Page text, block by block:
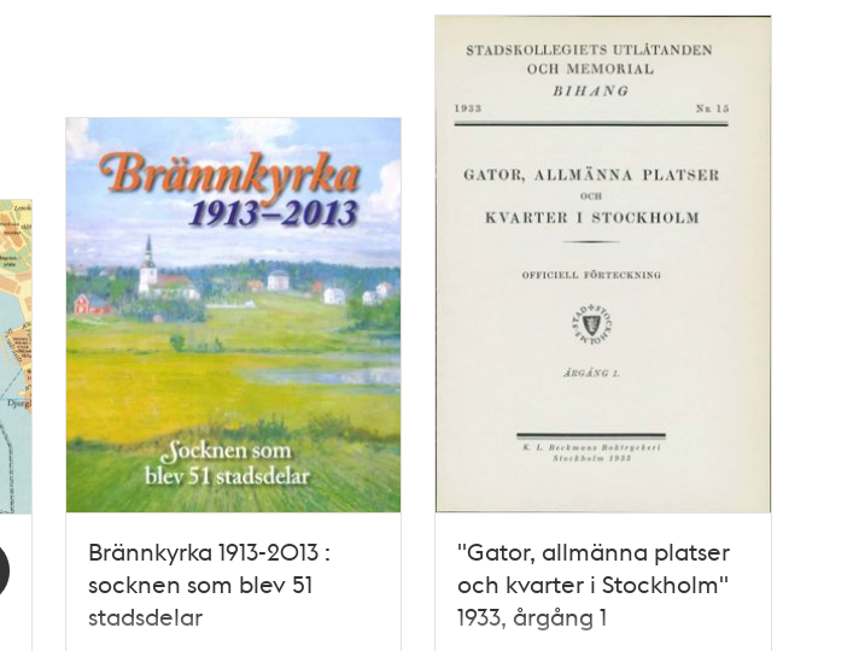
Brännkyrka 1913-2013 :
socknen som blev 51
stadsdelar
"Gator, allmänna platser
och kvarter i Stockholm"
1933, årgång 1